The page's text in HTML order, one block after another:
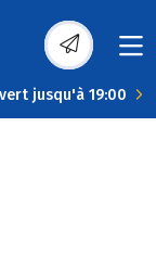
jusqu'à 19:00